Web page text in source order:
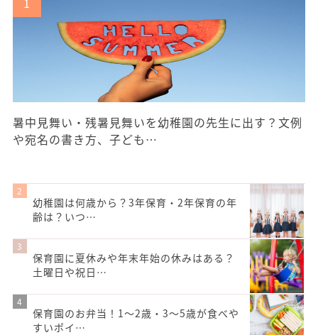
暑中見舞い・残暑見舞いを幼稚園の先生に出す？文例
や宛名の書き方、子ども…
幼稚園は何歳から？3年保育・2年保育の年
齢は？いつ…
保育園に夏休みや年末年始の休みはある？
土曜日や祝日…
保育園のお弁当！1～2歳・3～5歳が食べや
すいポイ…